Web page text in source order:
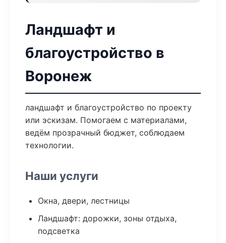
Ландшафт и
благоустройство в
Воронеж
ландшафт и благоустройство по проекту
или эскизам. Помогаем с материалами,
ведём прозрачный бюджет, соблюдаем
технологии.
Наши услуги
Окна, двери, лестницы
Ландшафт: дорожки, зоны отдыха,
подсветка